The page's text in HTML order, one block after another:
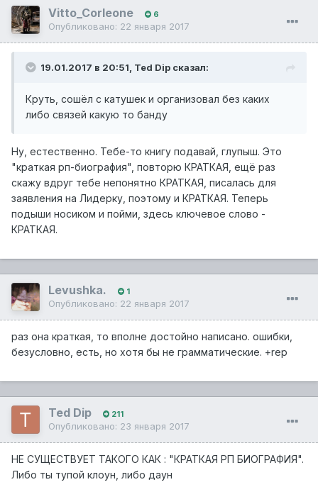
Vitto_Corleone 6
Опубликовано: 22 января 2017
19.01.2017 в 20:51, Ted Dip сказал:
Круть, сошёл с катушек и организовал без каких
либо связей какую то банду
Ну, естественно. Тебе-то книгу подавай, глупыш. Это
"краткая рп-биография", повторю КРАТКАЯ, ещё раз
скажу вдруг тебе непонятно КРАТКАЯ, писалась для
заявления на Лидерку, поэтому и КРАТКАЯ. Теперь
подыши носиком и пойми, здесь ключевое слово -
КРАТКАЯ.
Levushka. 1
Опубликовано: 22 января 2017
раз она краткая, то вполне достойно написано. ошибки,
безусловно, есть, но хотя бы не грамматические. +rep
Ted Dip 211
Опубликовано: 23 января 2017
НЕ СУЩЕСТВУЕТ ТАКОГО КАК : "КРАТКАЯ РП БИОГРАФИЯ".
Либо ты тупой клоун, либо даун